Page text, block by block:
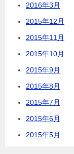
2016年3月
2015年12月
2015年11月
2015年10月
2015年9月
2015年8月
2015年7月
2015年6月
2015年5月